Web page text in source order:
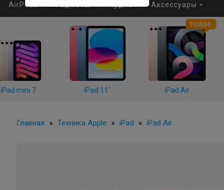
AirPods Аксессуары
iPad mini 7 iPad 11"
Новое
iPad Air
Главная » Техника Apple » iPad » iPad Air